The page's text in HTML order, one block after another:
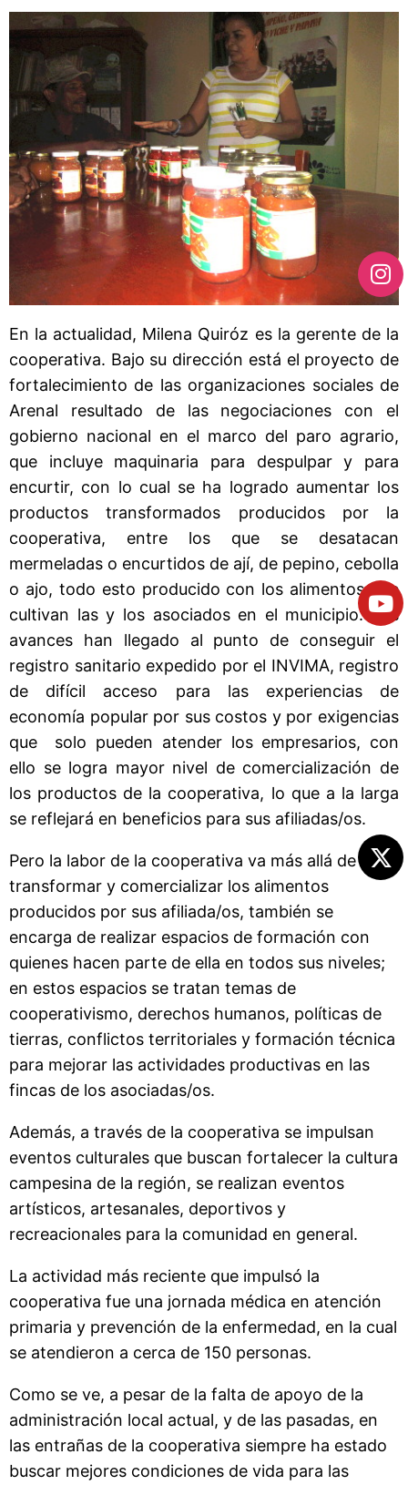
En la actualidad, Milena Quiróz es la gerente de la
cooperativa. Bajo su dirección está el proyecto de
fortalecimiento de las organizaciones sociales de
Arenal resultado de las negociaciones con el
gobierno nacional en el marco del paro agrario,
que incluye maquinaria para despulpar y para
encurtir, con lo cual se ha logrado aumentar los
productos transformados producidos por la
cooperativa, entre los que se desatacan
mermeladas o encurtidos de ají, de pepino, cebolla
o ajo, todo esto producido con los alimentos que
cultivan las y los asociados en el municipio. Los
avances han llegado al punto de conseguir el
registro sanitario expedido por el INVIMA, registro
de difícil acceso para las experiencias de
economía popular por sus costos y por exigencias
que solo pueden atender los empresarios, con
ello se logra mayor nivel de comercialización de
los productos de la cooperativa, lo que a la larga
se reflejará en beneficios para sus afiliadas/os.
Pero la labor de la cooperativa va más allá de
transformar y comercializar los alimentos
producidos por sus afiliada/os, también se
encarga de realizar espacios de formación con
quienes hacen parte de ella en todos sus niveles;
en estos espacios se tratan temas de
cooperativismo, derechos humanos, políticas de
tierras, conflictos territoriales y formación técnica
para mejorar las actividades productivas en las
fincas de los asociadas/os.
Además, a través de la cooperativa se impulsan
eventos culturales que buscan fortalecer la cultura
campesina de la región, se realizan eventos
artísticos, artesanales, deportivos y
recreacionales para la comunidad en general.
La actividad más reciente que impulsó la
cooperativa fue una jornada médica en atención
primaria y prevención de la enfermedad, en la cual
se atendieron a cerca de 150 personas.
Como se ve, a pesar de la falta de apoyo de la
administración local actual, y de las pasadas, en
las entrañas de la cooperativa siempre ha estado
buscar mejores condiciones de vida para las